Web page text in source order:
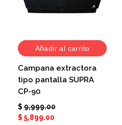
Añadir al carrito
Campana extractora
tipo pantalla SUPRA
CP-90
$ 9,999.00
$ 5,899.00